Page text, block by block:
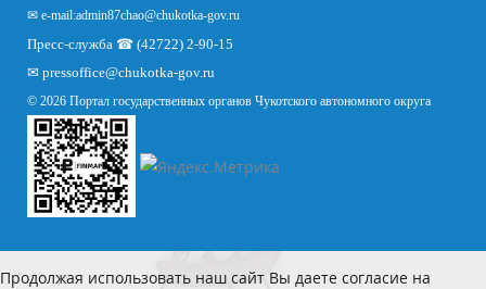
✉ e-mail:admin87chao@chukotka-gov.ru
Пресс-служба ☎ (42722) 2-90-15
✉ pressoffice@chukotka-gov.ru
© 2026 Портал государственных органов Чукотского автономного округа
Продолжая использовать наш сайт Вы даете согласие на